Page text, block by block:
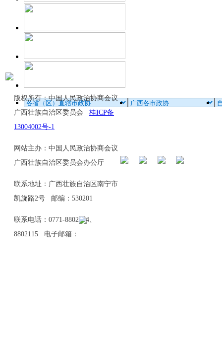
版权所有：中国人民政治协商会议
广西壮族自治区委员会 桂ICP备
13004002号-1
网站主办：中国人民政治协商会议
广西壮族自治区委员会办公厅
联系地址：广西壮族自治区南宁市
凯旋路2号 邮编：530201
联系电话：0771-8802114、
8802115 电子邮箱：